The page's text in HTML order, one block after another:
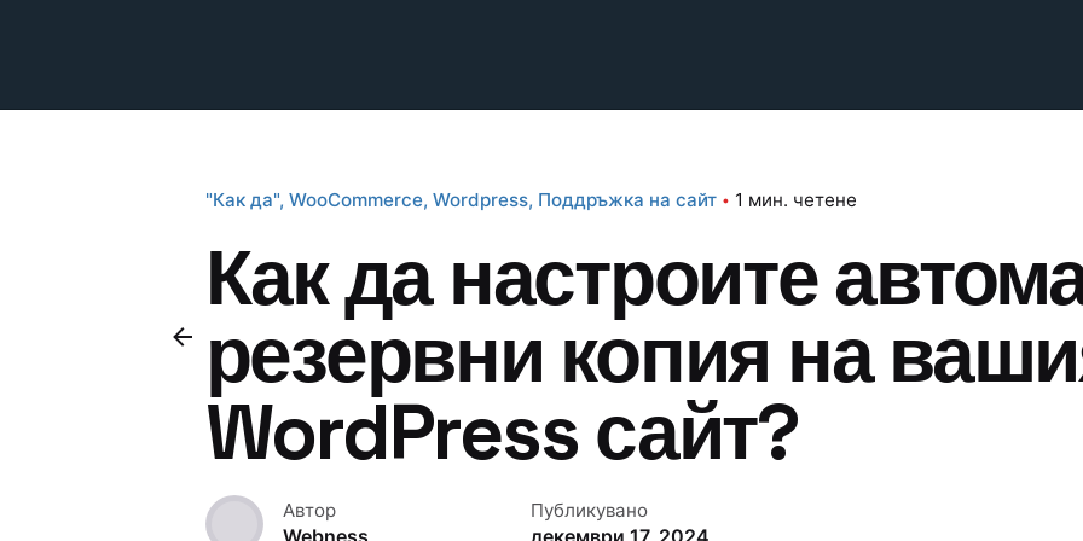
"Как да" WooCommerce Wordpress Поддръжка на сайт 1 мин. четене
Как да настроите
резервни копия на
WordPress сайт?
Автор
Webness
Публикувано
декември 17, 2024